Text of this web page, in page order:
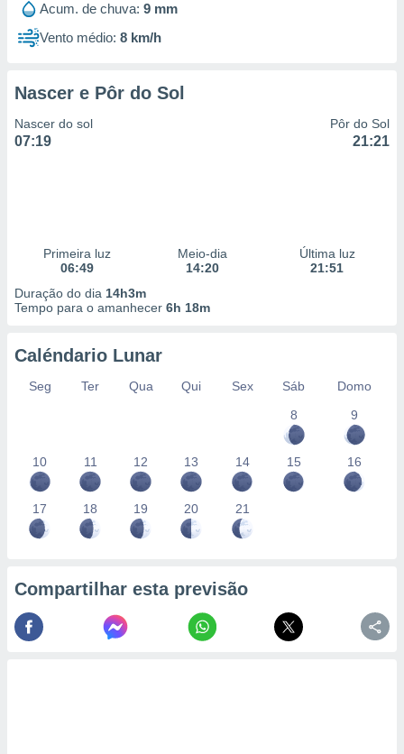
Acum. de chuva: 9 mm
Vento médio: 8 km/h
Nascer e Pôr do Sol
Nascer do sol
07:19
Pôr do Sol
21:21
Primeira luz
06:49
Meio-dia
14:20
Última luz
21:51
Duração do dia 14h3m
Tempo para o amanhecer 6h 18m
Caléndario Lunar
Seg Ter Qua Qui Sex Sáb
Domo
8
9
10 11 12 13 14 15 16
17 18 19 20 21
Compartilhar esta previsão